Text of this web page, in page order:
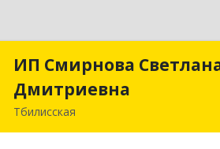
ИП Смирнова
Дмитриевна
Тбилисская
ИП Смирнова